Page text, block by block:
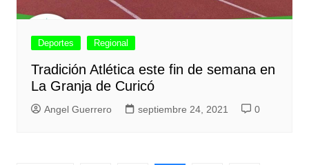
Deportes Regional
Tradición Atlética este fin de semana en
La Granja de Curicó
Angel Guerrero septiembre 24, 2021 0